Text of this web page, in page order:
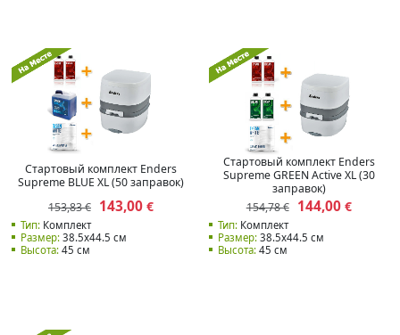
Стартовый комплект Enders
Supreme BLUE XL (50 заправок)
153,83 € 143,00 €
Тип:Комплект
Размер:38.5x44.5 см
Высота:45 см
Стартовый комплект Enders
Supreme GREEN Active XL (30
заправок)
154,78 €
144,00€
Тип: Комплект
Размер: 38.5x44.5 см
Высота: 45 см